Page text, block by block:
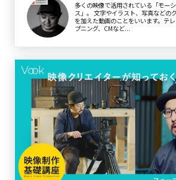
多くの映像で活用されている「モー
ス」。 文字やイラスト、写真などの
を加えた動画のことをいいます。テ
プニング、CMなど...